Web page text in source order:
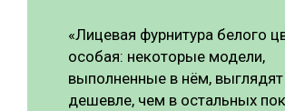
«Лицевая фурнитура белого
особая: некоторые модели,
выполненные в нём, выглядят
дешевле, чем в остальных